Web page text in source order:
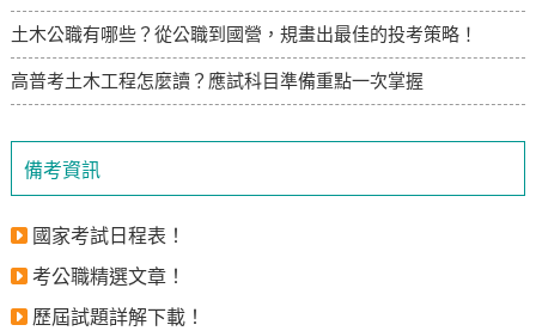
備考資訊
國家考試日程表！
考公職精選文章！
歷屆試題詳解下載！
土木公職有哪些？從公職到國營，規畫出最佳的投考策略！
高普考土木工程怎麼讀？應試科目準備重點一次掌握